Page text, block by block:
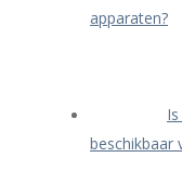
apparaten?
beschikbaar